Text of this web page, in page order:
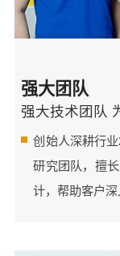
强大团队
强大技术团队
创始人深耕行
研究团队，擅
计，帮助客户深